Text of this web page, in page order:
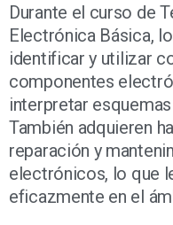
Durante el curso de
Electrónica Básica,
identificar y utilizar
componentes
interpretar
También adquieren
reparación y
electrónicos, lo que
eficazmente en el